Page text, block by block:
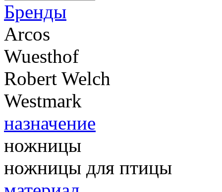
Бренды
Arcos
Wuesthof
Robert Welch
Westmark
назначение
ножницы
ножницы для птицы